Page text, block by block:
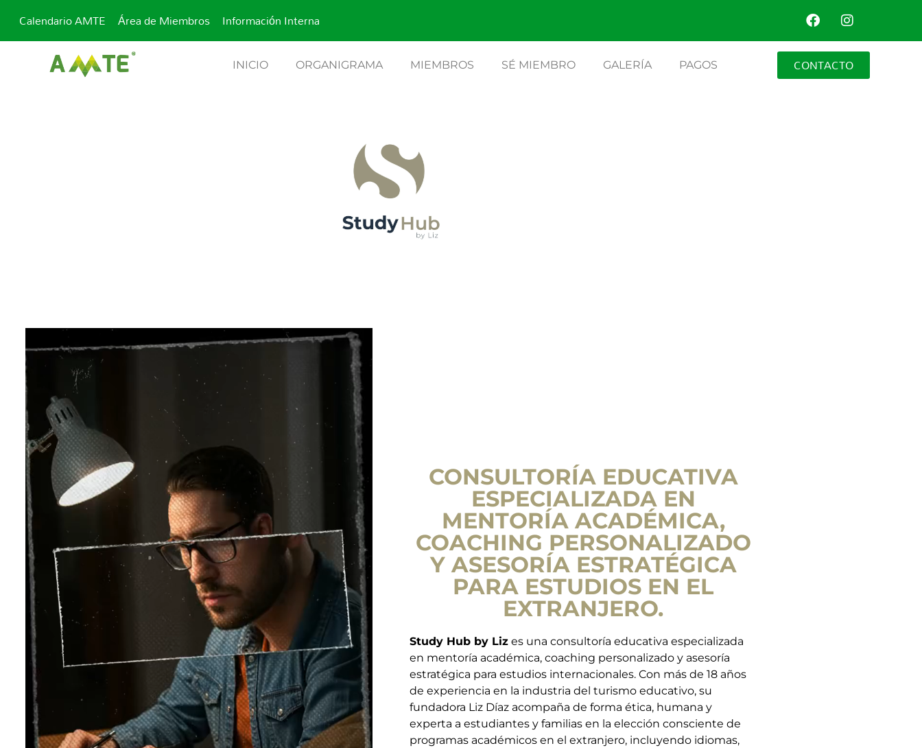
Calendario AMTE Área de Miembros Información Interna
INICIO ORGANIGRAMA MIEMBROS SÉ MIEMBRO GALERÍA PAGOS CONTACTO
CONSULTORÍA EDUCATIVA
ESPECIALIZADA EN
MENTORÍA ACADÉMICA,
COACHING PERSONALIZADO
Y ASESORÍA ESTRATÉGICA
PARA ESTUDIOS EN EL
EXTRANJERO.
Study Hub by Lizes una consultoría educativa especializada
en mentoría académica, coaching personalizado y asesoría
estratégica para estudios internacionales. Con más de 18 años
de experiencia en la industria del turismo educativo, su
fundadora Liz Díaz acompaña de forma ética, humana y
experta a estudiantes y familias en la elección consciente de
programas académicos en el extranjero, incluyendo idiomas,